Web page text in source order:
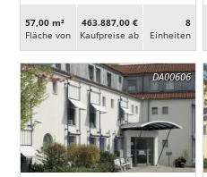
57,00 m²
Fläche von
463.887,00 €
Kaufpreise ab
8
Ein­heiten
DA00606